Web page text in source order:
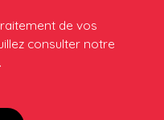
de vos
consulter notre
.